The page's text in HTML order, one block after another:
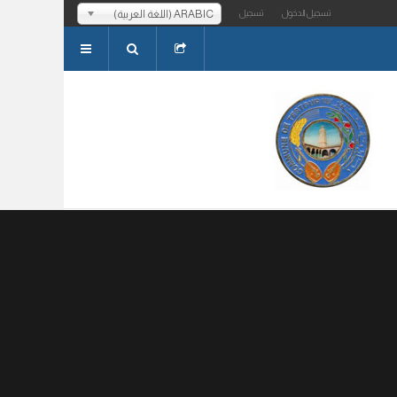
ARABIC (اللغة العربية) تسجيل الدخول تسجيل